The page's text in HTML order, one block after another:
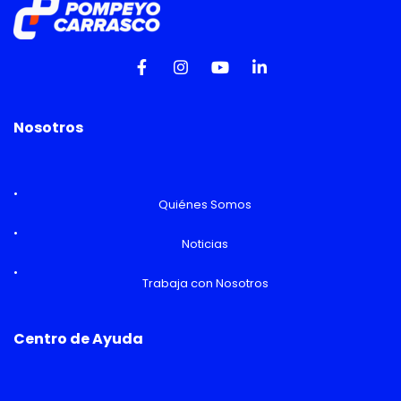
Nosotros
Quiénes Somos
Noticias
Trabaja con Nosotros
Centro de Ayuda